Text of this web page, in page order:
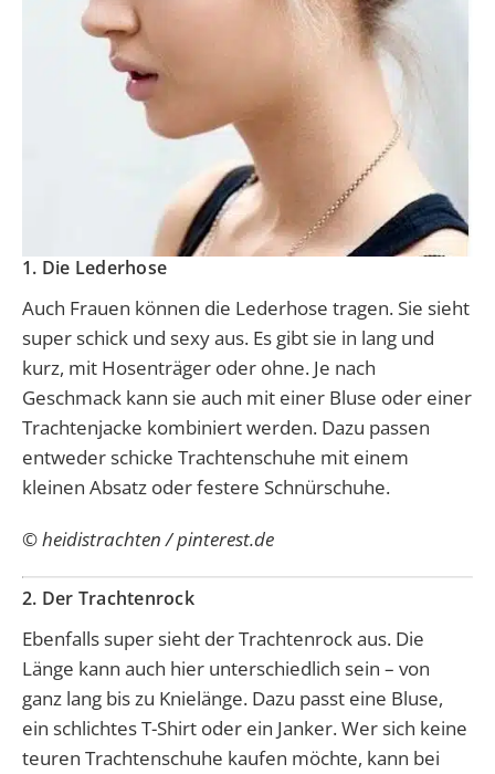
1. Die Lederhose
Auch Frauen können die Lederhose tragen. Sie sieht
super schick und sexy aus. Es gibt sie in lang und
kurz, mit Hosenträger oder ohne. Je nach
Geschmack kann sie auch mit einer Bluse oder einer
Trachtenjacke kombiniert werden. Dazu passen
entweder schicke Trachtenschuhe mit einem
kleinen Absatz oder festere Schnürschuhe.
© heidistrachten / pinterest.de
2. Der Trachtenrock
Ebenfalls super sieht der Trachtenrock aus. Die
Länge kann auch hier unterschiedlich sein – von
ganz lang bis zu Knielänge. Dazu passt eine Bluse,
ein schlichtes T-Shirt oder ein Janker. Wer sich keine
teuren Trachtenschuhe kaufen möchte, kann bei